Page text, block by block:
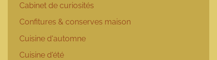
Cabinet de curiosités
Confitures & conserves maison
Cuisine d'automne
Cuisine d'été